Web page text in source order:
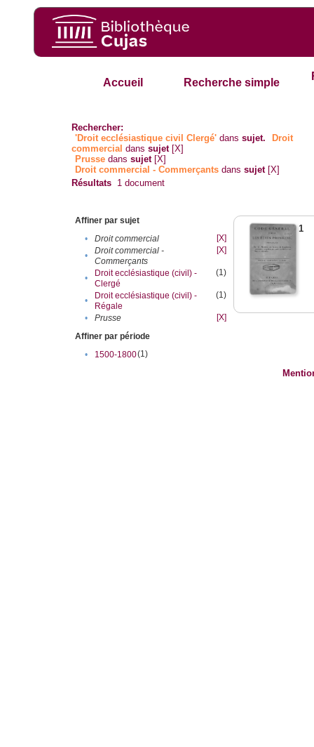
Accueil Recherche simple
Rechercher:
'Droit ecclésiastique civil Clergé' danssujet.
Droit
commercial danssujet [X]
Prusse danssujet [X]
Droit commercial - Commerçants danssujet [X]
Résultats 1 document
Affiner par sujet
•
Droit commercial
[X]
•
Droit commercial -
Commerçants
[X]
•
Droit ecclésiastique (civil) -
Clergé
(1)
•
Droit ecclésiastique (civil) -
Régale
(1)
• Prusse
[X]
Affiner par période
•
1500-1800(1)
1